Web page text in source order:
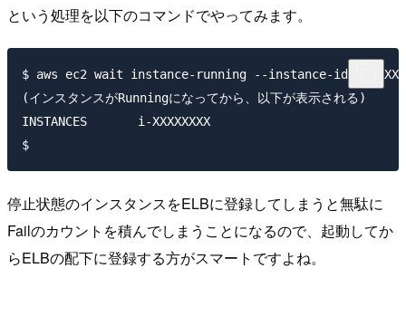
という処理を以下のコマンドでやってみます。
$ aws ec2 wait instance-running --instance-ids i-
(インスタンスがRunningになってから、以下が表示される)
INSTANCES	i-XXXXXXXX
停止状態のインスタンスをELBに登録してしまうと無駄に
Failのカウントを積んでしまうことになるので、起動してか
らELBの配下に登録する方がスマートですよね。